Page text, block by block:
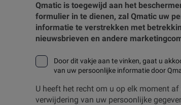
Qmatic is toegewijd aan het
formulier in te dienen, zal Qmatic uw
informatie te verstrekken met
nieuwsbrieven en andere
Door dit vakje aan te vinken, gaat u
van uw persoonlijke informatie door
U heeft het recht om u op elk moment
verwijdering van uw persoonlijke